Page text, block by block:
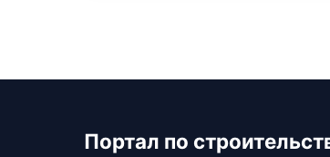
Портал по